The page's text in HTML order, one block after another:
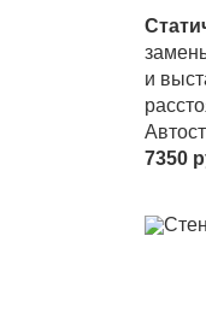
и
7350